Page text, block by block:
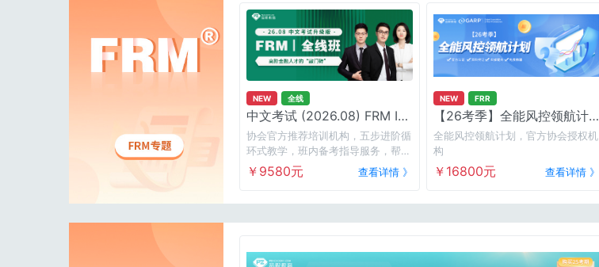
NEW 全线
中文考试 (2026.08) FRM I
级 全线班
协会官方推荐培训机构，五步进阶循
环式教学，班内备考指导服务，帮你
解决备考路上遇到的难题。
￥9580元 查看详情 》
NEW FRR
【26考季】全能风控领航计
划
全能风控领航计划，官方协会授权机
构
￥16800元 查看详情 》